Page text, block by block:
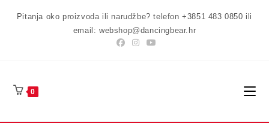
Pitanja oko proizvoda ili narudžbe? telefon +3851 483 0850 ili
email: webshop@dancingbear.hr
0